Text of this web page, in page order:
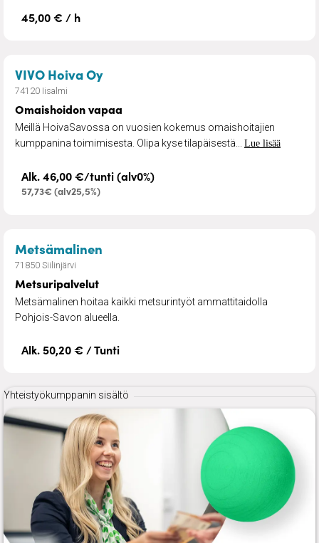
45,00 € / h
VIVO Hoiva Oy– Omaishoidon vapaa
74120 Iisalmi
Omaishoidon vapaa
Meillä HoivaSavossa on vuosien kokemus omaishoitajien
kumppanina toimimisesta. Olipa kyse tilapäisestä... Lue lisää
Alk. 46,00 €/tunti (alv0%)
57,73€ (alv25,5%)
Metsämalinen
71850 Siilinjärvi
Metsuripalvelut
Metsämalinen hoitaa kaikki metsurintyöt ammattitaidolla
Pohjois-Savon alueella.
Alk. 50,20 € / Tunti
Yhteistyökumppanin sisältö